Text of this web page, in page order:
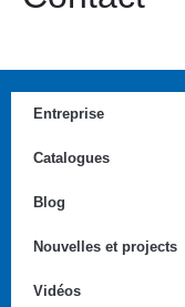
Entreprise
Catalogues
Blog
Nouvelles et projects
Vidéos